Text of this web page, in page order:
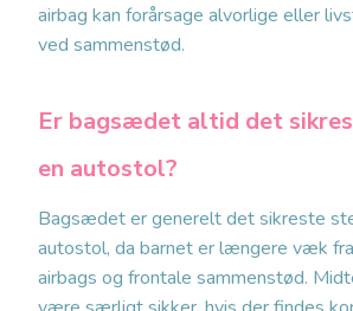
airbag kan forårsage alvorlige eller
ved sammenstød.
Er bagsædet altid det
en autostol?
Bagsædet er generelt det sikreste
autostol, da barnet er længere væk
airbags og frontale sammenstød.